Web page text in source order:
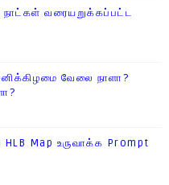
வரையறுக்கப்பட்ட
வேலை நாளா?
Map உருவாக்க Prompt